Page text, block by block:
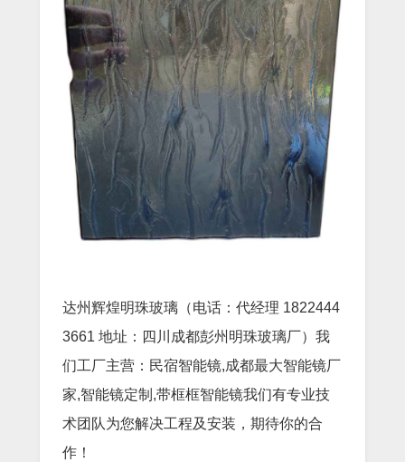
达州辉煌明珠玻璃（电话：代经理 1822444
3661 地址：四川成都彭州明珠玻璃厂）我
们工厂主营：民宿智能镜,成都最大智能镜厂
家,智能镜定制,带框框智能镜我们有专业技
术团队为您解决工程及安装，期待你的合
作！